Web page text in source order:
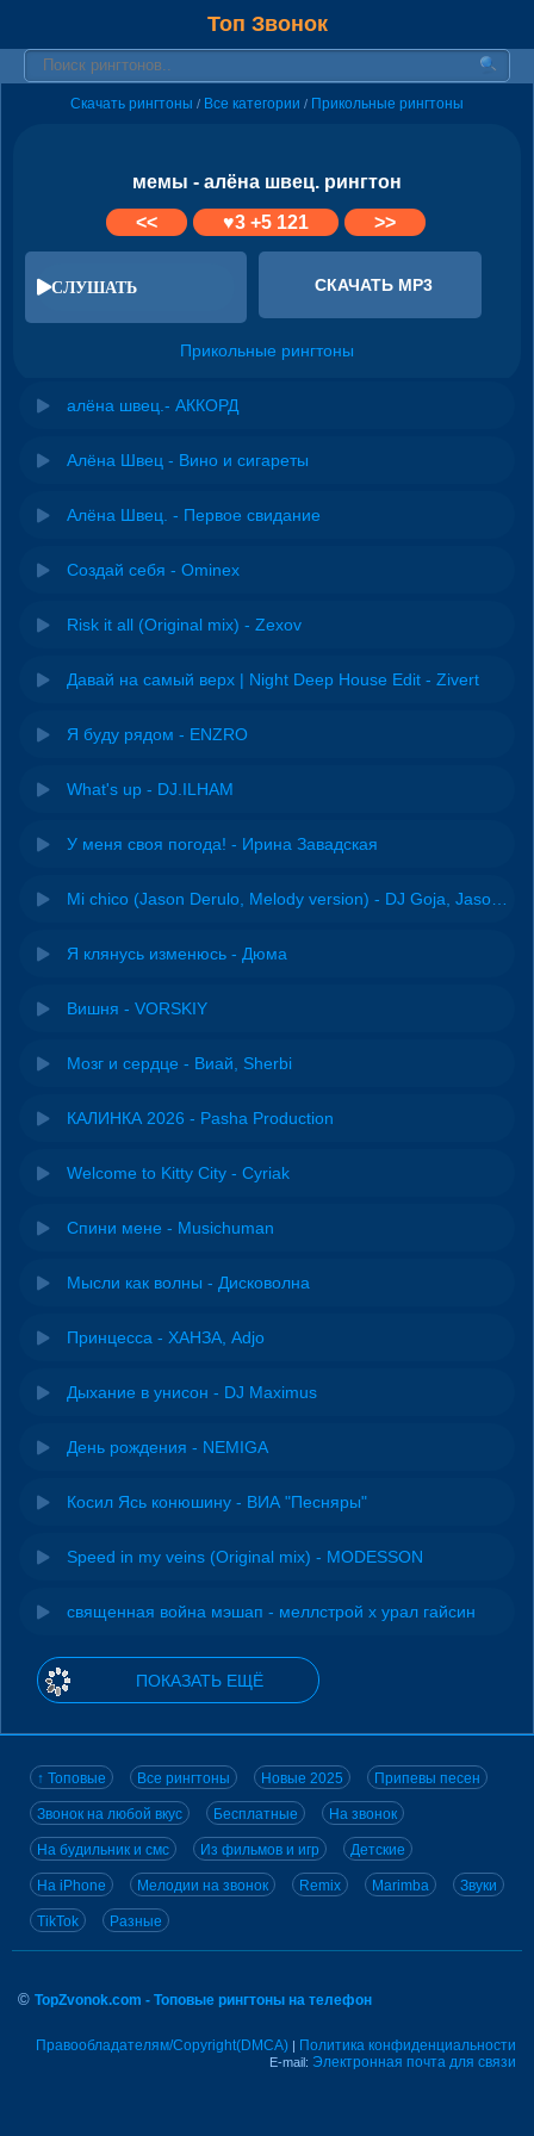
Топ Звонок
Скачать рингтоны / Все категории / Прикольные рингтоны
мемы - алёна швец. рингтон
<<
♥3 +5 121 >>
СЛУШАТЬ СКАЧАТЬ MP3
Прикольные рингтоны
алёна швец.- АККОРД
Алёна Швец - Вино и сигареты
Алёна Швец. - Первое свидание
Создай себя - Ominex
Risk it all (Original mix) - Zexov
Давай на самый верх | Night Deep House Edit - Zivert
Я буду рядом - ENZRO
What's up - DJ.ILHAM
У меня своя погода! - Ирина Завадская
Я клянусь изменюсь - Дюма
Вишня - VORSKIY
Мозг и сердце - Виай, Sherbi
КАЛИНКА 2026 - Pasha Production
Welcome to Kitty City - Cyriak
Спини мене - Musichuman
Мысли как волны - Дисковолна
Принцесса - ХАНЗА, Adjo
Дыхание в унисон - DJ Maximus
День рождения - NEMIGA
Косил Ясь конюшину - ВИА "Песняры"
Speed in my veins (Original mix) - MODESSON
священная война мэшап - меллстрой х урал гайсин
ПОКАЗАТЬ ЕЩЁ
↑ Топовые Все рингтоны Новые 2025 Припевы песен
Звонок на любой вкус Бесплатные На звонок
На будильник и смс Из фильмов и игр Детские
На iPhone Мелодии на звонок Remix Marimba Звуки
TikTok Разные
© TopZvonok.com - Топовые рингтоны на телефон
Правообладателям/Copyright(DMCA) | Политика конфиденциальности
E-mail: Электронная почта для связи